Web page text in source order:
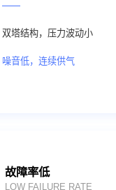
双塔结构，压力波动小
噪音低，连续供气
故障率低
LOW FAILURE RATE